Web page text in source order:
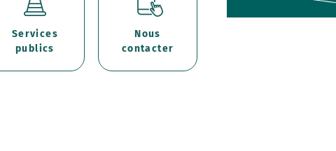
Services
publics
Nous
contacter